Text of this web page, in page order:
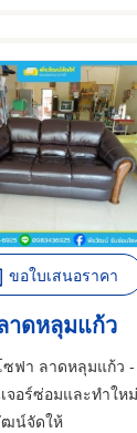
ขอใบเสนอราคา
าดหลุมแก้ว
ซฟา ลาดหลุมแก้ว
จอร์ซ่อมและทำใหม่
ฒน์จัดให้